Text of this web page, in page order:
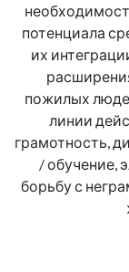
потенциала
их
пожилых
линии
грамотность,
/ обучение,
борьбу с